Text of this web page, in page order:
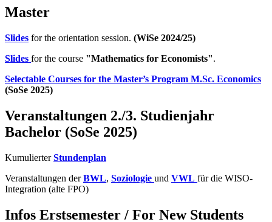
Master
Slides for the orientation session. (WiSe 2024/25)
Slides for the course "Mathematics for Economists".
Selectable Courses for the Master’s Program M.Sc. Economics
(SoSe 2025)
Veranstaltungen 2./3. Studienjahr
Bachelor (SoSe 2025)
KumulierterStundenplan
Veranstaltungen derBWL, Soziologie und VWL für die WISO-
Integration (alte FPO)
Infos Erstsemester / For New Students